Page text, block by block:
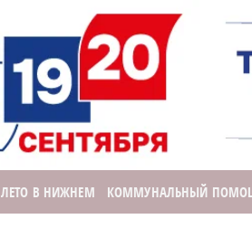
ЛЕТО В НИЖНЕМ КОММУНАЛЬНЫЙ